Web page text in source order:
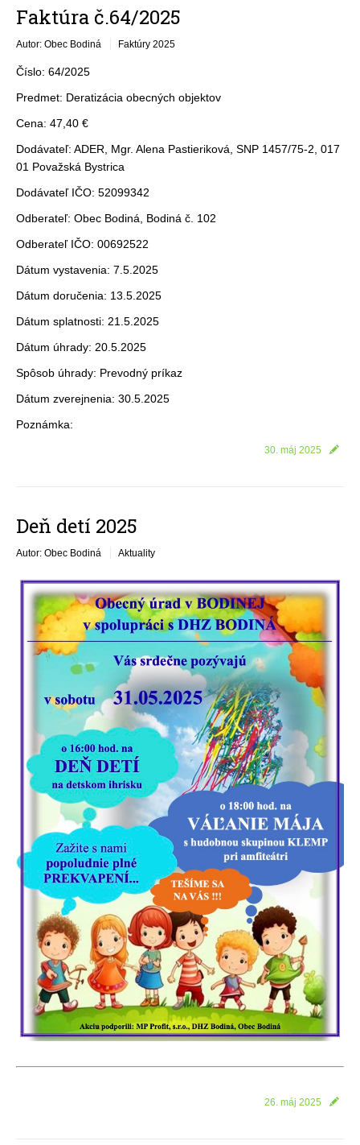
Faktúra č.64/2025
Autor: Obec Bodiná Faktúry 2025
Číslo: 64/2025
Predmet: Deratizácia obecných objektov
Cena: 47,40 €
Dodávateľ: ADER, Mgr. Alena Pastieriková, SNP 1457/75-2, 017
01 Považská Bystrica
Dodávateľ IČO: 52099342
Odberateľ: Obec Bodiná, Bodiná č. 102
Odberateľ IČO: 00692522
Dátum vystavenia: 7.5.2025
Dátum doručenia: 13.5.2025
Dátum splatnosti: 21.5.2025
Dátum úhrady: 20.5.2025
Spôsob úhrady: Prevodný príkaz
Dátum zverejnenia: 30.5.2025
Poznámka:
30. máj 2025
Deň detí 2025
Autor: Obec Bodiná Aktuality
26. máj 2025